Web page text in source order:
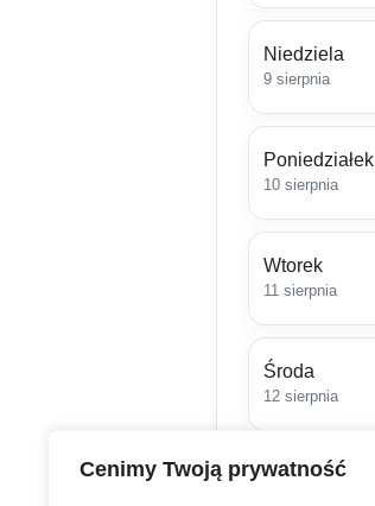
Cenimy Twoją prywatność
Niedziela
9 sierpnia
Poniedziałek
10 sierpnia
Wtorek
11 sierpnia
Środa
12 sierpnia
Czwartek